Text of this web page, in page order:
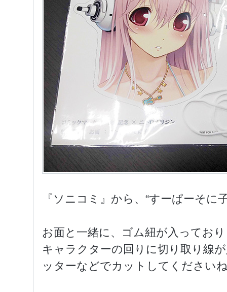
『ソニコミ』から、“すーぱーそに
お面と一緒に、ゴム紐が入ってお
キャラクターの回りに切り取り線
ッターなどでカットしてください